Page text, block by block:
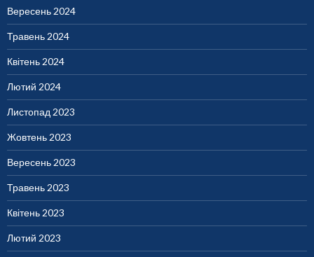
Вересень 2024
Травень 2024
Квітень 2024
Лютий 2024
Листопад 2023
Жовтень 2023
Вересень 2023
Травень 2023
Квітень 2023
Лютий 2023